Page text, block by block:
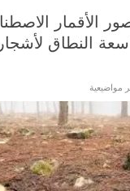
الأقمار
مواضيعية